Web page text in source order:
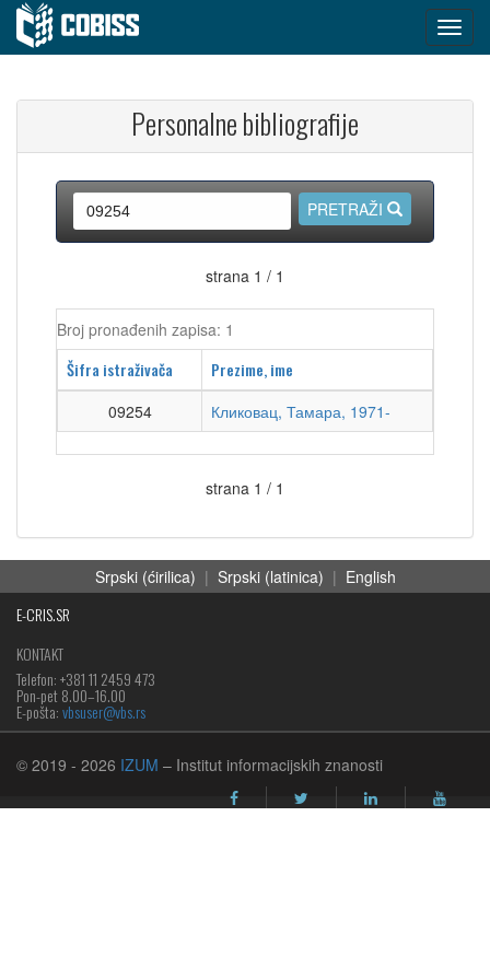
Personalne bibliografije
PRETRAŽI
strana 1 / 1
Broj pronađenih zapisa: 1
Šifra istraživača Prezime, ime
09254 Кликовац, Тамара, 1971-
strana 1 / 1
Srpski (ćirilica) | Srpski (latinica) | English
E-CRIS.SR
KONTAKT
Telefon: +381 11 2459 473
Pon-pet 8.00–16.00
E-pošta:vbsuser@vbs.rs
© 2019 - 2026 IZUM – Institut informacijskih znanosti